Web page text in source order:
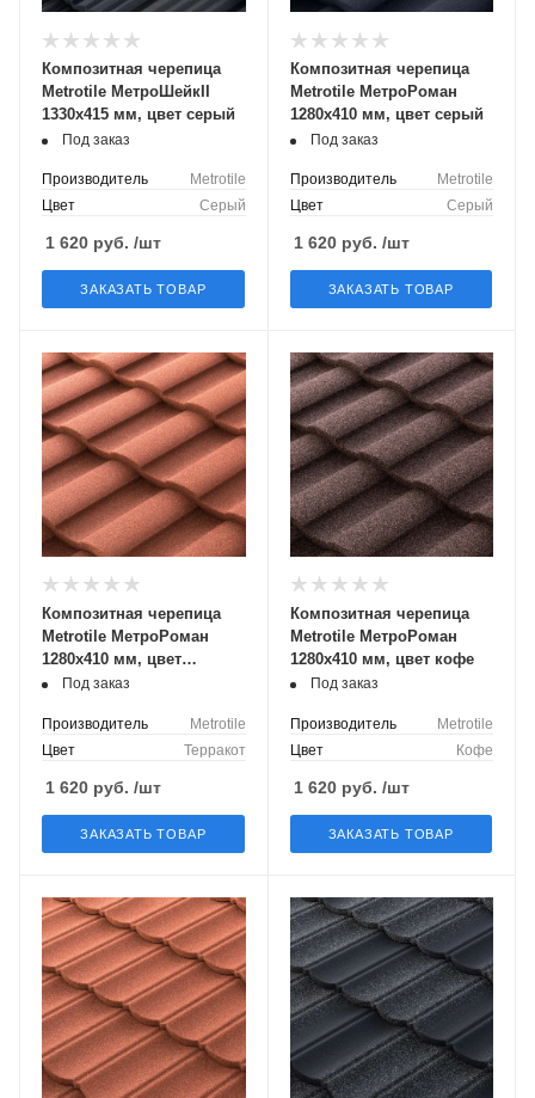
Композитная черепица
Metrotile МетроШейкII
1330x415 мм, цвет серый
Под заказ
Производитель
Metrotile
Цвет
Серый
1 620 руб. /шт
ЗАКАЗАТЬ ТОВАР
Композитная черепица
Metrotile МетроРоман
1280x410 мм, цвет серый
Под заказ
Производитель
Metrotile
Цвет
Серый
1 620руб. /шт
ЗАКАЗАТЬ ТОВАР
Композитная черепица
Metrotile МетроРоман
1280x410 мм, цвет
терракот
Под заказ
Производитель
Metrotile
Цвет
Терракот
1 620 руб. /шт
ЗАКАЗАТЬ ТОВАР
Композитная черепица
Metrotile МетроРоман
1280x410 мм, цвет кофе
Под заказ
Производитель
Metrotile
Цвет
Кофе
1 620руб. /шт
ЗАКАЗАТЬ ТОВАР